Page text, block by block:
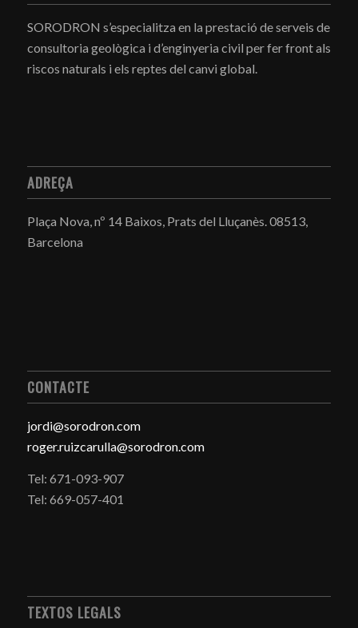
SORODRON s’especialitza en la prestació de serveis de
consultoria geològica i d’enginyeria civil per fer front als
riscos naturals i els reptes del canvi global.
ADREÇA
Plaça Nova, nº 14 Baixos, Prats del Lluçanès.08513,
Barcelona
CONTACTE
jordi@sorodron.com
roger.ruizcarulla@sorodron.com
Tel: 671-093-907
Tel: 669-057-401
TEXTOS LEGALS